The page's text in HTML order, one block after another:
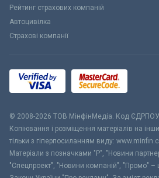
Рейтинг страхових компаній
Автоцивілка
Страхові компанії
© 2008-2026 ТОВ МiнфiнМедiа. Код
Копіювання і розміщення матеріалів на
тільки з гіперпосиланням виду:
Матеріали з позначками "Р", "Новини
"Спецпроект", "Новини компаній", "Промо" –